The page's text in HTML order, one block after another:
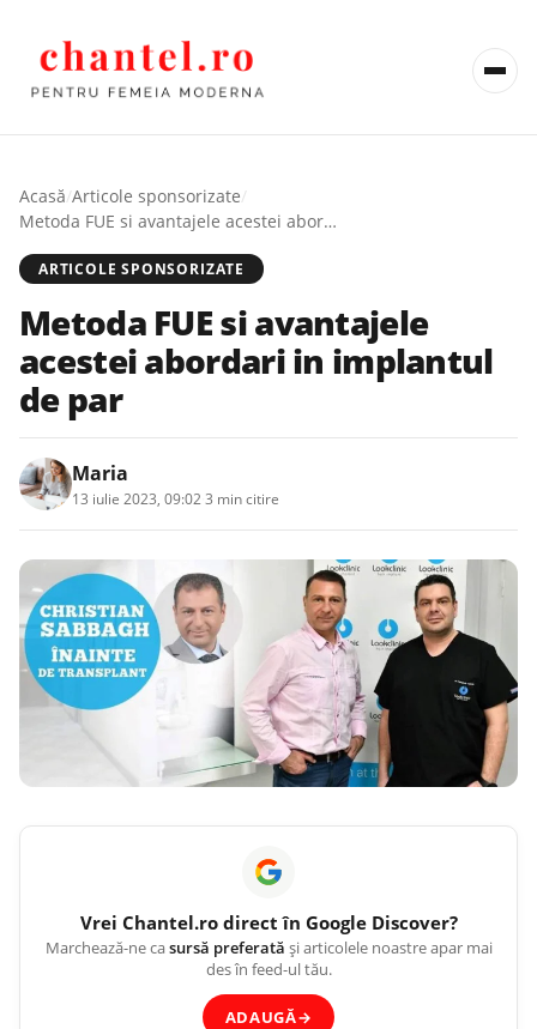
Acasă/Articole sponsorizate/
Metoda FUE si avantajele acestei abordari in implantul de par
ARTICOLE SPONSORIZATE
Metoda FUE si avantajele
acestei abordari in implantul
de par
Maria
13 iulie 2023, 09:023 min citire
Vrei Chantel.rodirect în Google Discover?
Marchează-ne casursă preferată și articolele noastre apar mai
des în feed-ul tău.
ADAUGĂ→